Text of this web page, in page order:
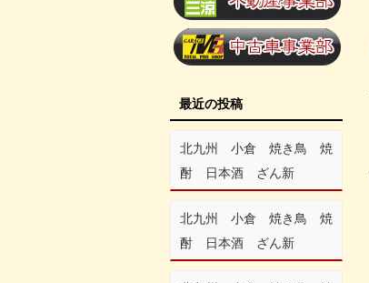
最近の投稿
北九州 小倉 焼き鳥 焼
酎 日本酒 ざん新
北九州 小倉 焼き鳥 焼
酎 日本酒 ざん新